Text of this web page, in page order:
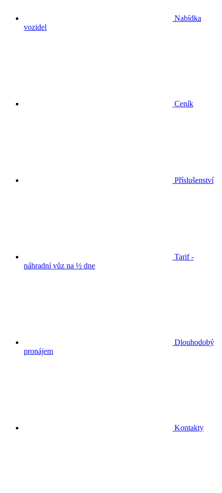
Nabídka
vozidel
Ceník
Příslušenství
Tarif -
náhradní vůz na ½ dne
Dlouhodobý
pronájem
Kontakty